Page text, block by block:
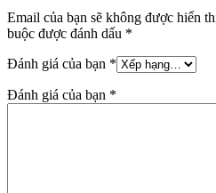
Email của bạn sẽ không được hiển
buộc được đánh dấu *
Đánh giá của bạn *
Đánh giá của bạn *